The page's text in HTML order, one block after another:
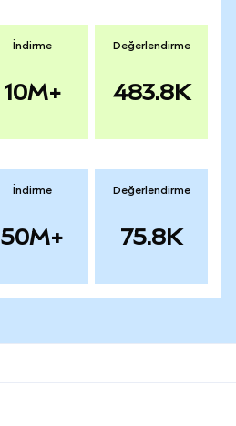
İndirme
10M+
Değerlendirme
483.8K
İndirme
50M+
Değerlendirme
75.8K